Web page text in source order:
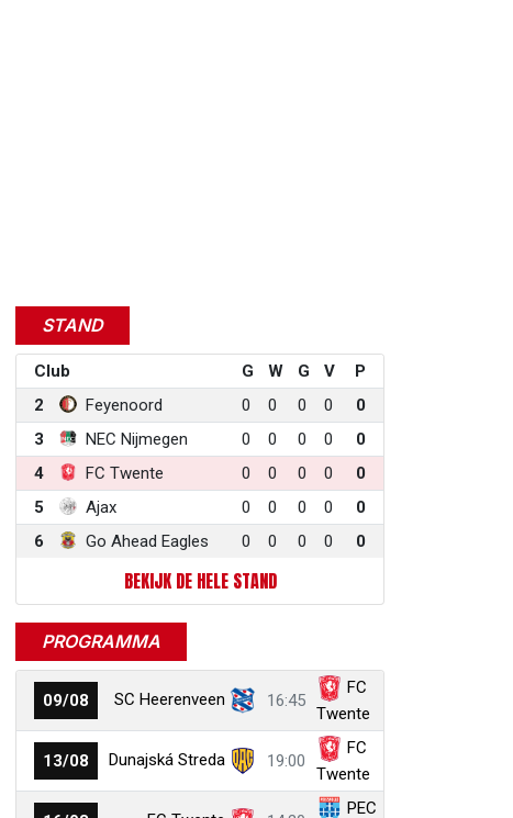
STAND
Club G W G V
P
2
Feyenoord 0 0 0 0
0
3
NEC Nijmegen 0 0 0 0
0
4
FC Twente 0 0 0 0
0
5
Ajax 0 0 0 0
0
6
Go Ahead Eagles 0 0 0 0 0
BEKIJK DE HELE STAND
PROGRAMMA
09/08 SC Heerenveen 16:45
FC
Twente
13/08 Dunajská Streda 19:00
FC
Twente
PEC